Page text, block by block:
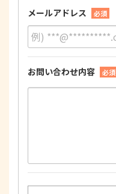
メールアドレス 必須
お問い合わせ内容 必須